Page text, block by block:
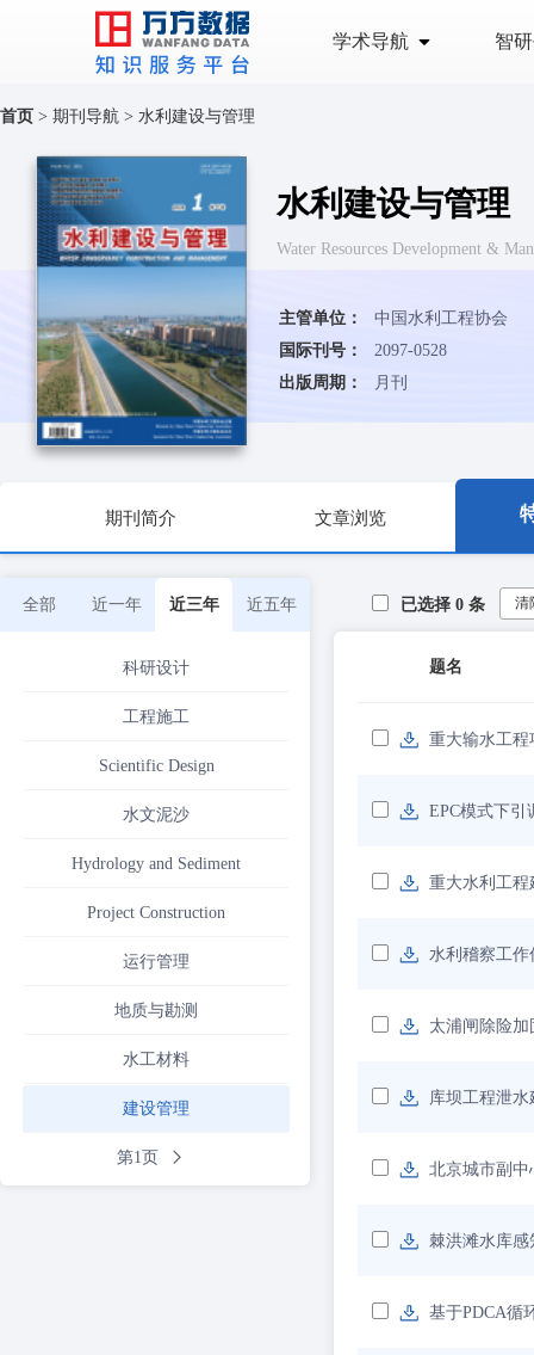
学术导航 智
首页 > 期刊导航 > 水利建设与管理
水利建设与管理
Water Resources Development &
主管单位：
中国水利工程协会
国际刊号：
2097-0528
出版周期：
月刊
期刊简介 文章浏览
全部 近一年 近三年 近五年
科研设计
工程施工
Scientific Design
水文泥沙
Hydrology and Sediment
Project Construction
运行管理
地质与勘测
水工材料
建设管理
第1页
已选择 0 条 清
题名
重大输水工
EPC模式下
重大水利工
水利稽察工
太浦闸除险
库坝工程泄
北京城市副
棘洪滩水库
基于PDCA循